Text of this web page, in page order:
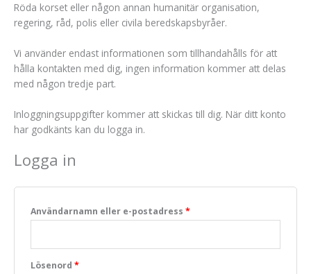
Röda korset eller någon annan humanitär organisation,
regering, råd, polis eller civila beredskapsbyråer.
Vi använder endast informationen som tillhandahålls för att
hålla kontakten med dig, ingen information kommer att delas
med någon tredje part.
Inloggningsuppgifter kommer att skickas till dig. När ditt konto
har godkänts kan du logga in.
Logga in
Användarnamn eller e-postadress *
Lösenord *
Nödvändiga
Dessa kakor